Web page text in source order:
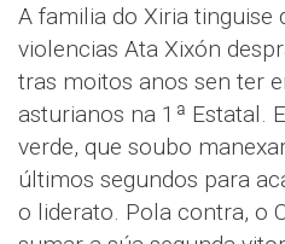
A familia do Xiria tinguise
violencias Ata Xixón
tras moitos anos sen ter
asturianos na 1ª Estatal.
verde, que soubo
últimos segundos para
o liderato. Pola contra, o